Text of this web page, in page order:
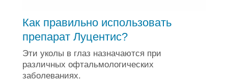
Как правильно использовать
препарат Луцентис?
Эти уколы в глаз назначаются при
различных офтальмологических
заболеваниях.